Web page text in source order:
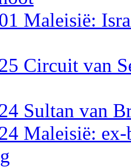
Maleisië:
Circuit van
Sultan van
Maleisië: